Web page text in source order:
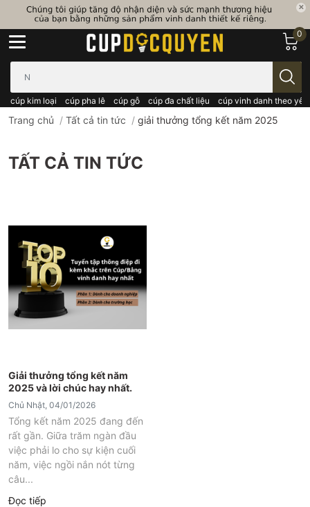
cúp kim loại cúp pha lê cúp gỗ cúp đa chất liệu cúp vinh danh theo
0
Trang chủ / Tất cả tin tức / giải thưởng tổng kết năm 2025
TẤT CẢ TIN TỨC
Giải thưởng tổng kết năm
2025 và lời chúc hay nhất.
Chủ Nhật, 04/01/2026
Tổng kết năm 2025 đang đến
rất gần. Giữa trăm ngàn đầu
việc phải lo cho sự kiện cuối
năm, việc ngồi nắn nót từng
câu...
Đọc tiếp